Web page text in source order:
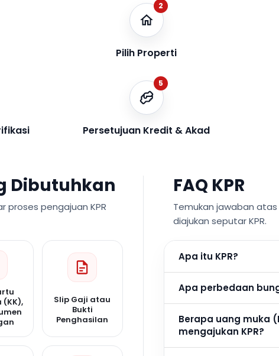
2
Pilih Properti
5
Persetujuan Kredit & Akad
Dibutuhkan
proses pengajuan KPR
(KK),
Slip Gaji atau
Bukti
Penghasilan
FAQ KPR
Temukan jawaban
diajukan seputar KPR.
Apa itu KPR?
Apa perbedaan
Berapa uang muka
mengajukan KPR?